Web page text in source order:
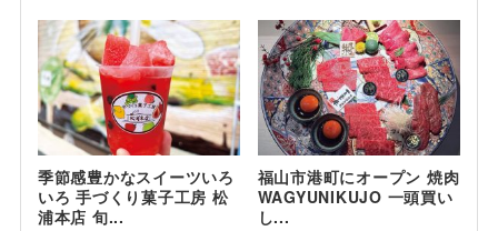
季節感豊かなスイーツいろ
いろ 手づくり菓子工房 松
浦本店 旬...
福山市港町にオープン 焼肉
WAGYUNIKUJO 一頭買い
し...